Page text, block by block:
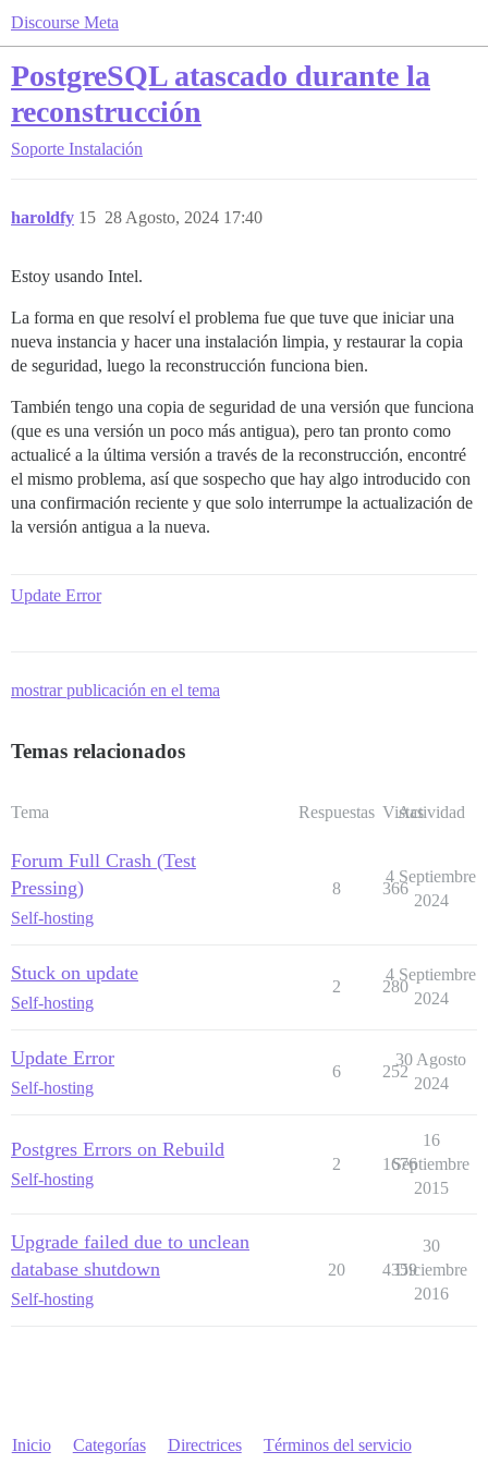
Discourse Meta
PostgreSQL atascado durante la
reconstrucción
Soporte Instalación
haroldfy 28 Agosto, 2024 17:40
15
Estoy usando Intel.
La forma en que resolví el problema fue que tuve que iniciar una
nueva instancia y hacer una instalación limpia, y restaurar la copia
de seguridad, luego la reconstrucción funciona bien.
También tengo una copia de seguridad de una versión que funciona
(que es una versión un poco más antigua), pero tan pronto como
actualicé a la última versión a través de la reconstrucción, encontré
el mismo problema, así que sospecho que hay algo introducido con
una confirmación reciente y que solo interrumpe la actualización de
la versión antigua a la nueva.
Update Error
mostrar publicación en el tema
Temas relacionados
Tema Respuestas Vistas
Actividad
Forum Full Crash (Test
Pressing)
Self-hosting
8 366
4 Septiembre
2024
Stuck on update
Self-hosting
2 280
4 Septiembre
2024
Update Error
Self-hosting
6 252
30 Agosto
2024
Postgres Errors on Rebuild
Self-hosting
2 1676
16
Septiembre
2015
Upgrade failed due to unclean
database shutdown
Self-hosting
20 4359
30
Diciembre
2016
Inicio Categorías Directrices Términos del servicio